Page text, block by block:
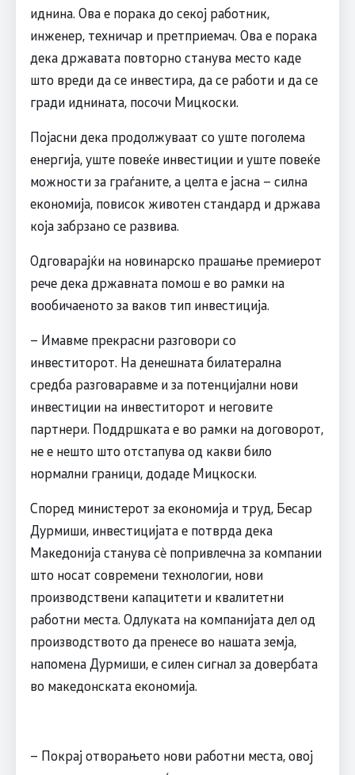
иднина. Ова е порака до секој работник,
инженер, техничар и претприемач. Ова е порака
дека државата повторно станува место каде
што вреди да се инвестира, да се работи и да се
гради иднината, посочи Мицкоски.
Појасни дека продолжуваат со уште поголема
енергија, уште повеќе инвестиции и уште повеќе
можности за граѓаните, а целта е јасна – силна
економија, повисок животен стандард и држава
која забрзано се развива.
Одговарајќи на новинарско прашање премиерот
рече дека државната помош е во рамки на
вообичаеното за ваков тип инвестиција.
– Имавме прекрасни разговори со
инвеститорот. На денешната билатерална
средба разговаравме и за потенцијални нови
инвестиции на инвеститорот и неговите
партнери. Поддршката е во рамки на договорот,
не е нешто што отстапува од какви било
нормални граници, додаде Мицкоски.
Според министерот за економија и труд, Бесар
Дурмиши, инвестицијата е потврда дека
Македонија станува сè попривлечна за компании
што носат современи технологии, нови
производствени капацитети и квалитетни
работни места. Одлуката на компанијата дел од
производството да пренесе во нашата земја,
напомена Дурмиши, е силен сигнал за довербата
во македонската економија.
– Покрај отворањето нови работни места, овој